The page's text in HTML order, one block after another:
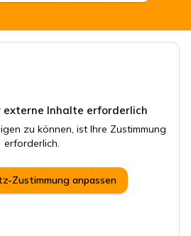
externe Inhalte erforderlich
zu können, ist Ihre Zustimmung
erforderlich.
Zustimmung anpassen